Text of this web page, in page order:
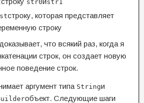
str0 str1
строку, которая представляет
строку
что всякий раз, когда я
строк, он создает новую
поведение строк.
аргумент типа Stringи
объект. Следующие шаги